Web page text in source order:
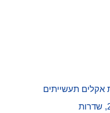
אקלים תעשייתים